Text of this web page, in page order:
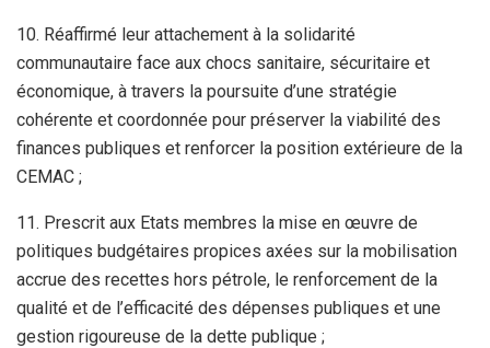
10. Réaffirmé leur attachement à la solidarité
communautaire face aux chocs sanitaire, sécuritaire et
économique, à travers la poursuite d’une stratégie
cohérente et coordonnée pour préserver la viabilité des
finances publiques et renforcer la position extérieure de la
CEMAC ;
11. Prescrit aux Etats membres la mise en œuvre de
politiques budgétaires propices axées sur la mobilisation
accrue des recettes hors pétrole, le renforcement de la
qualité et de l’efficacité des dépenses publiques et une
gestion rigoureuse de la dette publique ;